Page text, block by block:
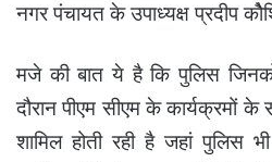
नगर पंचायत के उपाध्यक्ष प्रदीप
मजे की बात ये है कि पुलिस
दौरान पीएम सीएम के कार्यक्रमों
शामिल होती रही है जहां पुलिस